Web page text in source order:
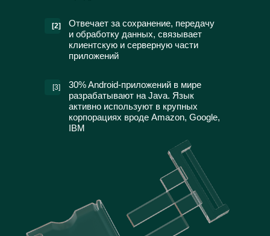
[2]
Отвечает за сохранение, передачу
и обработку данных, связывает
клиентскую и серверную части
приложений
[3]
30% Android-приложений в мире
разрабатывают на Javа. Язык
активно используют в крупных
корпорациях вроде Amazon, Google,
IBM